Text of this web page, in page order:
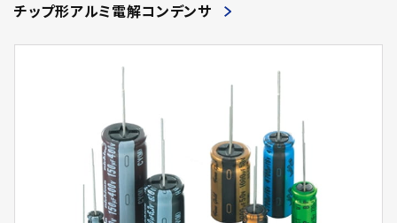
チップ形アルミ電解コンデンサ